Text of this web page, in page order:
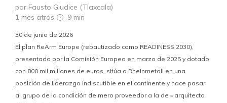
por Fausto Giudice (Tlaxcala)
1 mes atrás
9 min
30 de junio de 2026
El plan ReArm Europe (rebautizado como READINESS 2030),
presentado por la Comisión Europea en marzo de 2025 y dotado
con 800 mil millones de euros, sitúa a Rheinmetall en una
posición de liderazgo indiscutible en el continente y hace pasar
al grupo de la condición de mero proveedor a la de « arquitecto